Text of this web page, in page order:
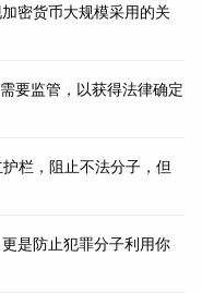
密货币大规模采用的关
要监管，以获得法律确定
栏，阻止不法分子，但
是防止犯罪分子利用你